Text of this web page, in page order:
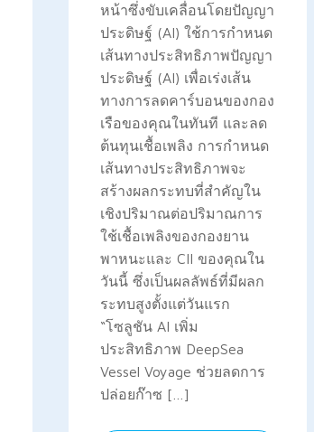
หน้าซึ่งขับเคลื่อนโดยปัญญา
ประดิษฐ์ (AI) ใช้การกำหนด
เส้นทางประสิทธิภาพปัญญา
ประดิษฐ์ (AI) เพื่อเร่งเส้น
ทางการลดคาร์บอนของกอง
เรือของคุณในทันที และลด
ต้นทุนเชื้อเพลิง การกำหนด
เส้นทางประสิทธิภาพจะ
สร้างผลกระทบที่สำคัญใน
เชิงปริมาณต่อปริมาณการ
ใช้เชื้อเพลิงของกองยาน
พาหนะและ CII ของคุณใน
วันนี้ ซึ่งเป็นผลลัพธ์ที่มีผลก
ระทบสูงตั้งแต่วันแรก
“โซลูชัน AI เพิ่ม
ประสิทธิภาพ DeepSea
Vessel Voyage ช่วยลดการ
ปล่อยก๊าซ […]